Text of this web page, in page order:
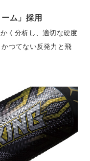
表示とは異なる場合が
ム」採用
く分析し、適切な硬度
つてない反発力と飛